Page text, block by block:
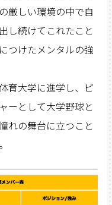
厳しい環境の中で自
し続けてこれたこと
つけたメンタルの強
育大学に進学し、ピ
ーとして大学野球と
れの舞台に立つこと